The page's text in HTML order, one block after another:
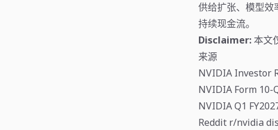
供给扩张、模型效
持续现金流。
Disclaimer:本文
来源
NVIDIA Investor
NVIDIA Form
NVIDIA Q1
Reddit r/nvidia